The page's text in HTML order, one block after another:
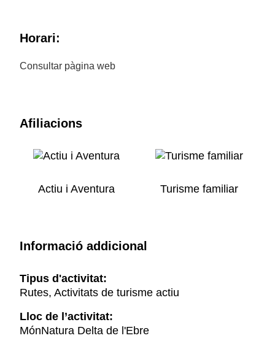
Horari:
Consultar pàgina web
Afiliacions
Actiu i Aventura Turisme familiar
Informació addicional
Tipus d'activitat:
Rutes, Activitats de turisme actiu
Lloc de l’activitat:
MónNatura Delta de l'Ebre